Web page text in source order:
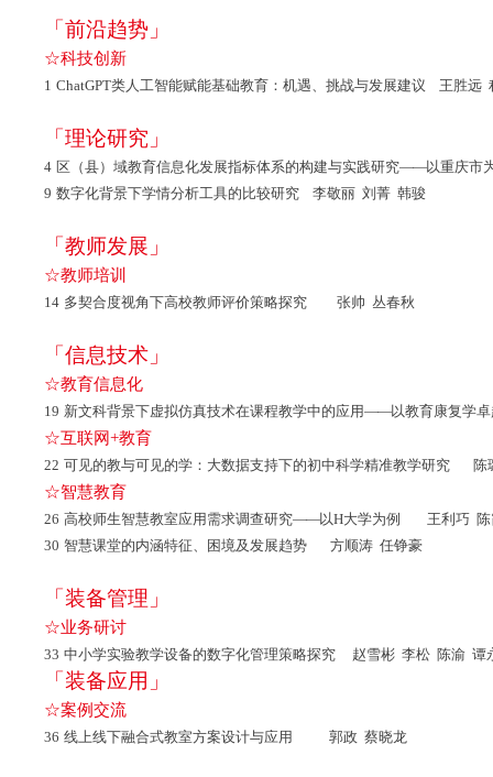
「前沿趋势」
☆科技创新
1 ChatGPT类人工智能赋能基础教育：机遇、挑战与发展建议 王胜远
「理论研究」
4 区（县）域教育信息化发展指标体系的构建与实践研究——以重庆
9 数字化背景下学情分析工具的比较研究 李敬丽 刘菁 韩骏
「教师发展」
☆教师培训
14 多契合度视角下高校教师评价策略探究 张帅 丛春秋
「信息技术」
☆教育信息化
19 新文科背景下虚拟仿真技术在课程教学中的应用——以教育康复
☆互联网+教育
22 可见的教与可见的学：大数据支持下的初中科学精准教学研究 陈
☆智慧教育
26 高校师生智慧教室应用需求调查研究——以H大学为例 王利巧 陈
30 智慧课堂的内涵特征、困境及发展趋势 方顺涛 任铮豪
「装备管理」
☆业务研讨
33 中小学实验教学设备的数字化管理策略探究 赵雪彬 李松 陈渝 谭
「装备应用」
☆案例交流
36 线上线下融合式教室方案设计与应用 郭政 蔡晓龙